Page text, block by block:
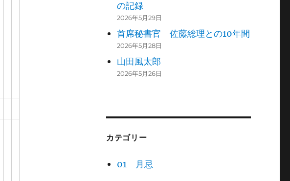
の記録
2026年5月29日
首席秘書官 佐藤総理との10年間
2026年5月28日
山田風太郎
2026年5月26日
カテゴリー
01 月忌